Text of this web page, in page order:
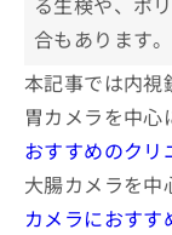
石川胃
【内視
視鏡検
内視鏡
内視鏡
合もあります。
本記事では内視
胃カメラを中心
おすすめのクリ
大腸カメラを中
カメラにおすす
い
合
わ
せ
は
こ
ち
ら